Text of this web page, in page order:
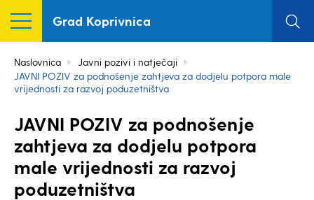
Grad Koprivnica
Naslovnica
Javni pozivi i natječaji
JAVNI POZIV za podnošenje zahtjeva za dodjelu potpora male
vrijednosti za razvoj poduzetništva
JAVNI POZIV za podnošenje
zahtjeva za dodjelu potpora
male vrijednosti za razvoj
poduzetništva